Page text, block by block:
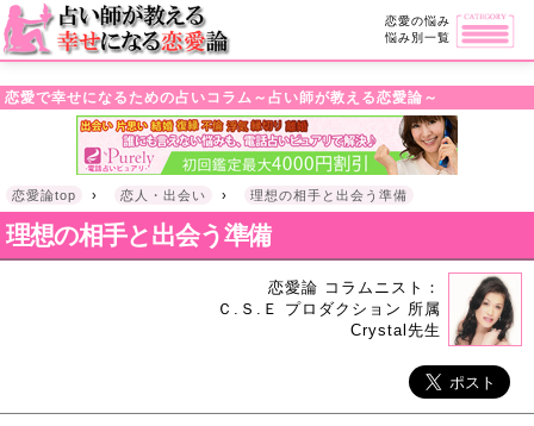
・!DOCTYPE html>l
恋愛の悩み
悩み別一覧
恋愛で幸せになるための占いコラム～占い師が教える恋愛論～
恋愛論top › 恋人・出会い › 理想の相手と出会う準備
理想の相手と出会う準備
恋愛論 コラムニスト：
Ｃ.Ｓ.Ｅ プロダクション 所属
Crystal先生